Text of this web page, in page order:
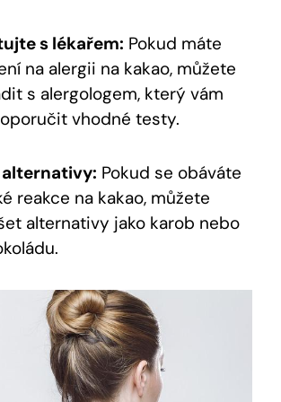
s lékařem: Pokud máte
na alergii na kakao, můžete
s alergologem, který vám
vhodné testy.
Pokud se obáváte
reakce na kakao, můžete
alternativy jako karob nebo